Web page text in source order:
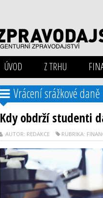
ÚVOD Z TRHU
Vrácení srážkové daně
Kdy obdrží studenti
AUTOR: REDAKCE RUBRIKA: